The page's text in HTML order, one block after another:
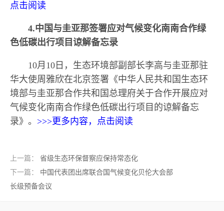
点击阅读
4.中国与圭亚那签署应对气候变化南南合作绿
色低碳出行项目谅解备忘录
10月10日，生态环境部副部长李高与圭亚那驻
华大使周雅欣在北京签署《中华人民共和国生态环
境部与圭亚那合作共和国总理府关于合作开展应对
气候变化南南合作绿色低碳出行项目的谅解备忘
录》。 >>>更多内容，点击阅读
上一篇：
省级生态环保督察应保持常态化
下一篇：
中国代表团出席联合国气候变化贝伦大会部
长级预备会议